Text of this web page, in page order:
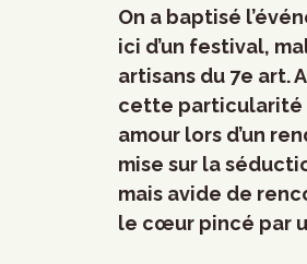
On a baptisé
ici d’un festival,
artisans du 7e art.
cette particularité
amour lors d’un
mise sur la
mais avide de
le cœur pincé par